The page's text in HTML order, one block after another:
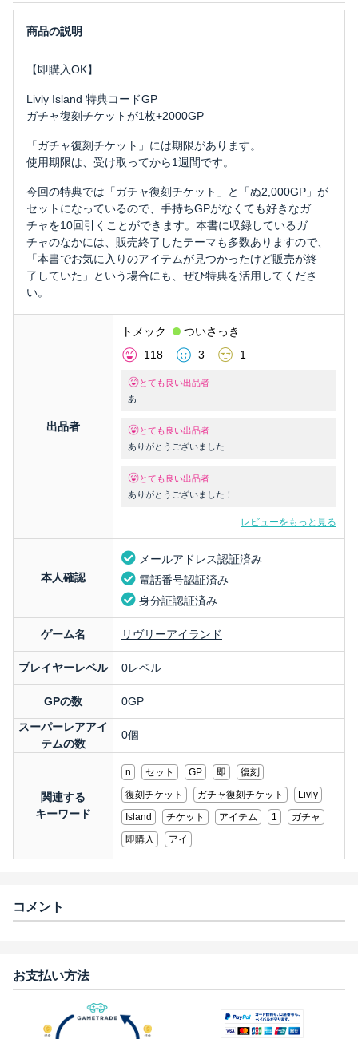
【即購入OK】
Livly Island 特典コードGP
ガチャ復刻チケットが1枚+2000GP
「ガチャ復刻チケット」には期限があります。
使用期限は、受け取ってから1週間です。
今回の特典では「ガチャ復刻チケット」と「ぬ2,000GP」が
セットになっているので、手持ちGPがなくても好きなガ
チャを10回引くことができます。本書に収録しているガ
チャのなかには、販売終了したテーマも多数ありますので、
「本書でお気に入りのアイテムが見つかったけど販売が終
了していた」という場合にも、ぜひ特典を活用してくださ
い。
出品者
トメック
ついさっき
118
3 1
とても良い出品者
あ
とても良い出品者
ありがとうございました
とても良い出品者
ありがとうございました！
レビューをもっと見る
本人確認
メールアドレス認証済み
電話番号認証済み
身分証認証済み
ゲーム名 リヴリーアイランド
プレイヤーレベル 0レベル
GPの数
0GP
スーパーレアアイ
テムの数
0個
関連する
キーワード
n セット GP 即
復刻
復刻チケット
ガチャ復刻チケット
Livly
Island
チケット アイテム 1
ガチャ
即購入
アイ
コメント
お支払い方法